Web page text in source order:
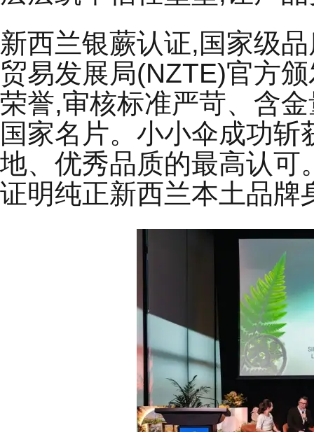
新西兰银蕨认证,国家级
贸易发展局(NZTE)官方
荣誉,审核标准严苛、含
国家名片。小小伞成功
地、优秀品质的最高认可
证明纯正新西兰本土品牌